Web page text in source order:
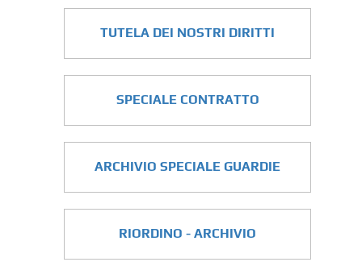
TUTELA DEI NOSTRI DIRITTI
SPECIALE CONTRATTO
ARCHIVIO SPECIALE GUARDIE
RIORDINO - ARCHIVIO